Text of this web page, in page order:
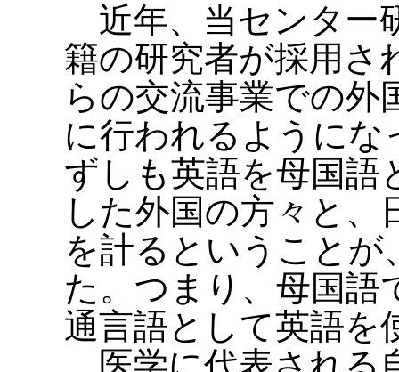
近年、当センター
籍の研究者が採用さ
らの交流事業での外
に行われるようにな
ずしも英語を母国語
した外国の方々と、
を計るということ
た。つまり、母国語
通言語として英語を